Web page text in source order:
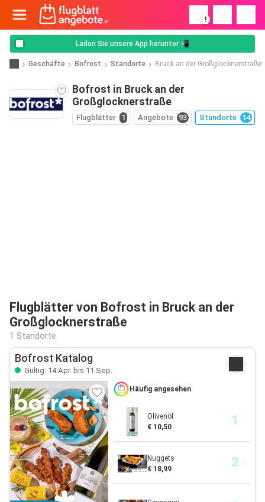
!
Laden Sie unsere App herunter 📲
Geschäfte Bofrost Standorte Bruck an der Großglocknerstraße
Bofrost in Bruck an der
Großglocknerstraße
Flugblätter 1 Angebote 93 Standorte 14
Flugblätter von Bofrost in Bruck an der
Großglocknerstraße
1 Standorte
Bofrost Katalog
Gültig: 14 Apr. bis 11 Sep.
Häufig angesehen
Olivenöl
€ 10,50
Nuggets
€ 18,99